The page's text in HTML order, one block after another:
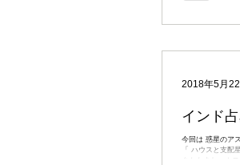
インド
今回は 惑星のアスペ
「 ハウスと支配
クトもまた、ホ
2018年5月